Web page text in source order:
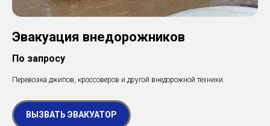
Эвакуация внедорожников
По запросу
Перевозка джипов, кроссоверов и другой внедорожной техники.
ВЫЗВАТЬ ЭВАКУАТОР